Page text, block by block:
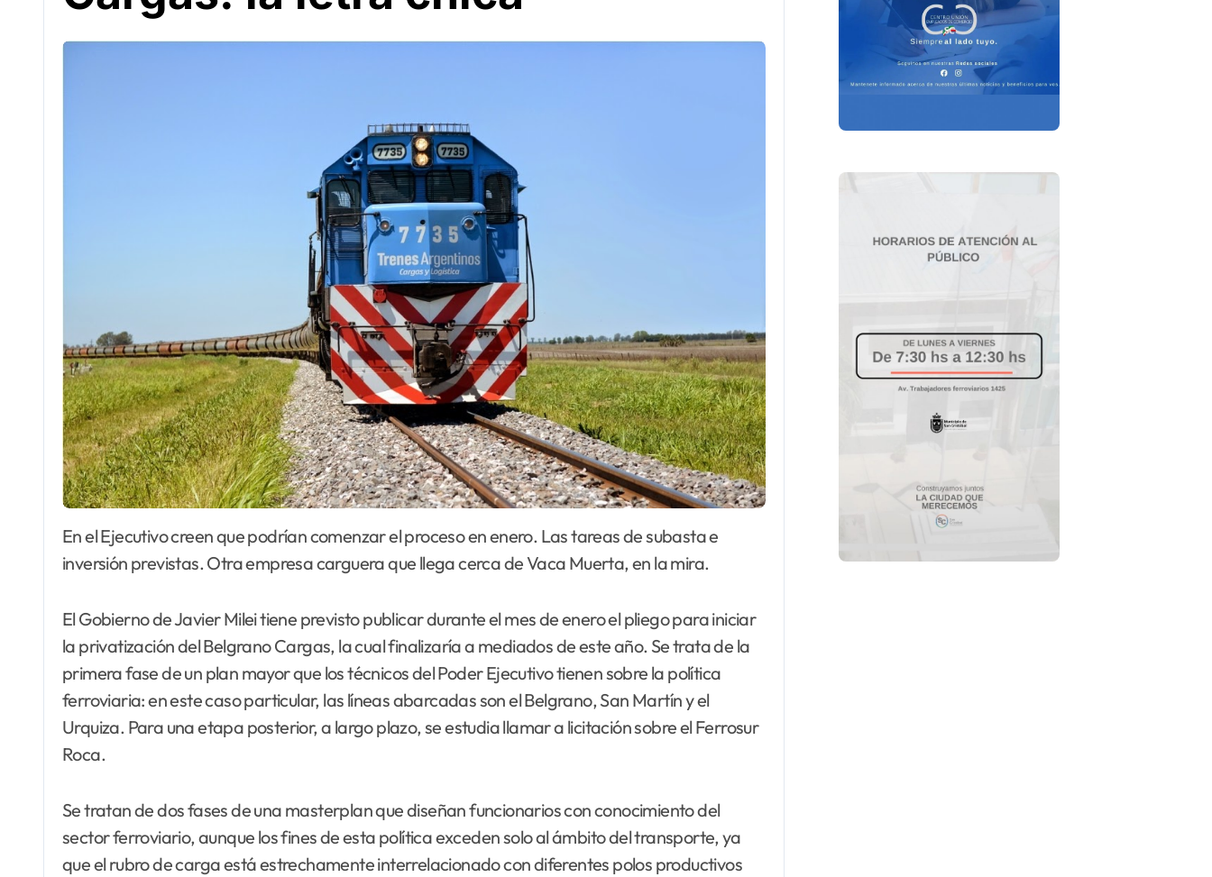
En el Ejecutivo creen que podrían comenzar el proceso en enero. Las tareas de subasta e
inversión previstas. Otra empresa carguera que llega cerca de Vaca Muerta, en la mira.
El Gobierno de Javier Milei tiene previsto publicar durante el mes de enero el pliego para iniciar
la privatización del Belgrano Cargas, la cual finalizaría a mediados de este año. Se trata de la
primera fase de un plan mayor que los técnicos del Poder Ejecutivo tienen sobre la política
ferroviaria: en este caso particular, las líneas abarcadas son el Belgrano, San Martín y el
Urquiza. Para una etapa posterior, a largo plazo, se estudia llamar a licitación sobre el Ferrosur
Roca.
Se tratan de dos fases de una masterplan que diseñan funcionarios con conocimiento del
sector ferroviario, aunque los fines de esta política exceden solo al ámbito del transporte, ya
que el rubro de carga está estrechamente interrelacionado con diferentes polos productivos